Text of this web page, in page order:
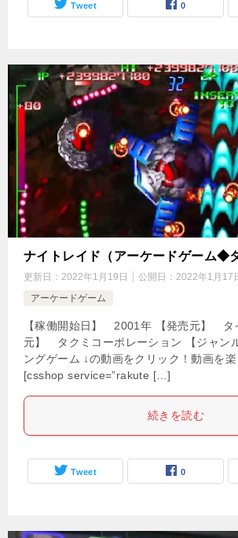
Tweet 0
ナイトレイド（アーケードゲーム◆
更新日： 2022年1月19日 公開日： 2022年1月17
アーケードゲーム
【稼働開始日】 2001年 【発売元】 タ
元】 タクミコーポレーション 【ジャン
ングゲーム ↓の動画をクリック！動画を
[csshop service=”rakute […]
続きを読む
Tweet 0